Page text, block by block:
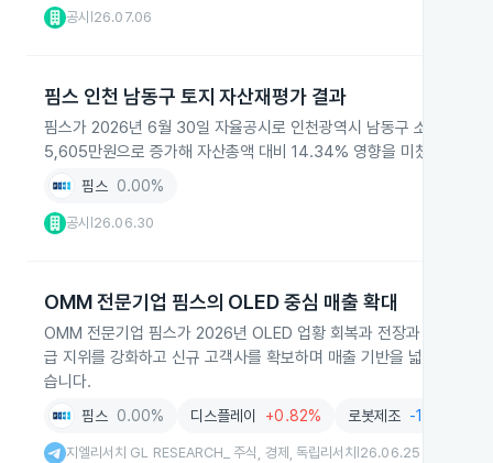
공시 26.07.06
핌스 인천 남동구 토지 자산재평가 결과
핌스가 2026년 6월 30일 자율공시로 인천광역시 남동구 소재 토
5,605만원으로 증가해 자산총액 대비 14.34% 영향을 미쳤습니다.
핌스 0.00%
공시 26.06.30
OMM 전문기업 핌스의 OLED 중심 매출 확대
OMM 전문기업 핌스가 2026년 OLED 업황 회복과 전장과 로봇 분
급 지위를 강화하고 신규 고객사를 확보하며 매출 기반을 넓히고 있
습니다.
핌스 0.00% 디스플레이 +0.82% 로봇제조 -1.57%
지엘리서치 GL RESEARCH_ 주식, 경제, 독립리서치 26.06.25